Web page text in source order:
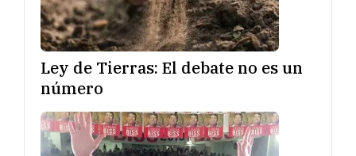
Ley de Tierras: El debate no es un
número